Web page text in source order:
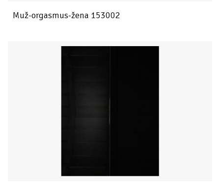
Muž-orgasmus-žena 153002